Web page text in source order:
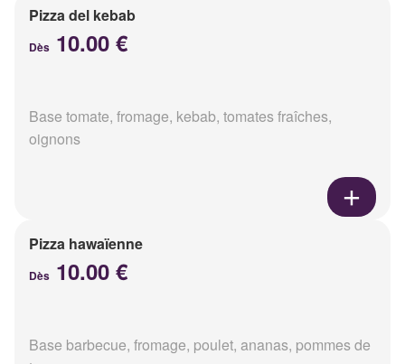
Pizza del kebab
Dès 10.00 €
Base tomate, fromage, kebab, tomates fraîches,
oignons
Pizza hawaïenne
Dès 10.00 €
Base barbecue, fromage, poulet, ananas, pommes de